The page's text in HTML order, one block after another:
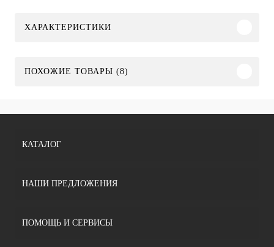
ХАРАКТЕРИСТИКИ
ПОХОЖИЕ ТОВАРЫ (8)
КАТАЛОГ
НАШИ ПРЕДЛОЖЕНИЯ
ПОМОЩЬ И СЕРВИСЫ